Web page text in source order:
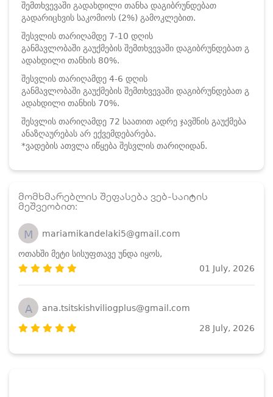
შემთხვევაში გადახდილი თანხა დაგიბრუნდებათ
გადარიცხვის საკომიოს (2%) გამოკლებით.
შესვლის თარიღამდე 7-10 დღის
განმავლობაში გაუქმების შემთხვევაში დაგიბრუნდებათ გ
ადახდილი თანხის 80%.
შესვლის თარიღამდე 4-6 დღის
განმავლობაში გაუქმების შემთხვევაში დაგიბრუნდებათ გ
ადახდილი თანხის 70%.
შესვლის თარიღამდე 72 საათით ადრე ჯავშნის გაუქმება
ანაზღაურებას არ ექვემდებარება.
*ვადების ათვლა იწყება შესვლის თარიღიდან.
მომხმარებლის შეფასება ვებ-საიტის
მეშვეობით:
M mariamikandelaki5@gmail.com
ოთახში მეტი სისუფთავე უნდა იყოს,
01 July, 2026
A ana.tsitskishviliogplus@gmail.com
28 July, 2026